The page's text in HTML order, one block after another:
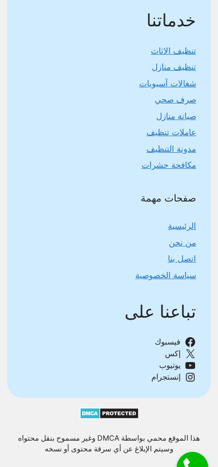
خدماتنا
تنظيف الاثاث
تنظيف منازل
شغالات آسيويات
صرف صحي
صيانة منازل
عاملات تنظيف
مدونة التنظيف
مكافحة حشرات
صفحات مهمة
الرئيسية
من نحن
اتصل بنا
سياسة الخصوصية
تباعنا على
فيسبوك
إكس
يوتيوب
إنستجرام
هذا الموقع محمي بواسطة DMCA وغير مسموح بنقل محتواه
وسيتم الإبلاغ عن أي سرقة محتوى أو نسخه